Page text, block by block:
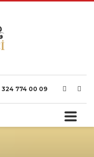
324 774 00 09